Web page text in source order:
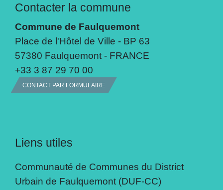
Contacter la commune
Commune de Faulquemont
Place de l'Hôtel de Ville - BP 63
57380 Faulquemont - FRANCE
+33 3 87 29 70 00
CONTACT PAR FORMULAIRE
Liens utiles
Communauté de Communes du District
Urbain de Faulquemont (DUF-CC)